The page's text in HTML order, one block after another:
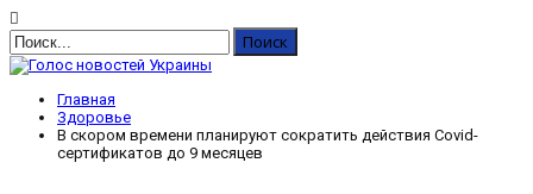
Главная
Здоровье
В скором времени планируют сократить действия Covid-
сертификатов до 9 месяцев